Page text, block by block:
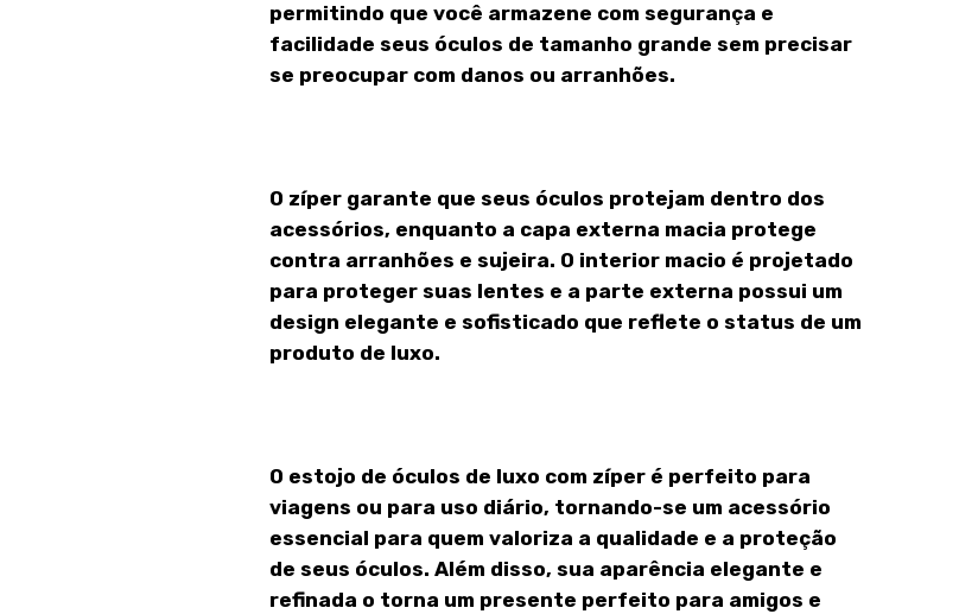
permitindo que você armazene com segurança e
facilidade seus óculos de tamanho grande sem precisar
se preocupar com danos ou arranhões.
O zíper garante que seus óculos protejam dentro dos
acessórios, enquanto a capa externa macia protege
contra arranhões e sujeira. O interior macio é projetado
para proteger suas lentes e a parte externa possui um
design elegante e sofisticado que reflete o status de um
produto de luxo.
O estojo de óculos de luxo com zíper é perfeito para
viagens ou para uso diário, tornando-se um acessório
essencial para quem valoriza a qualidade e a proteção
de seus óculos. Além disso, sua aparência elegante e
refinada o torna um presente perfeito para amigos e